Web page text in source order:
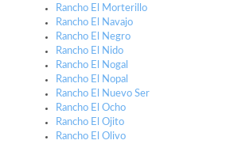
Rancho El Morterillo
Rancho El Navajo
Rancho El Negro
Rancho El Nido
Rancho El Nogal
Rancho El Nopal
Rancho El Nuevo Ser
Rancho El Ocho
Rancho El Ojito
Rancho El Olivo